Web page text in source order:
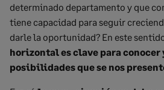
determinado departamento y que
tiene capacidad para seguir
darle la oportunidad? En este
horizontal es clave para
posibilidades que se nos